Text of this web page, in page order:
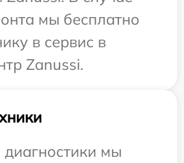
мы бесплатно
в сервис в
Zanussi.
мы